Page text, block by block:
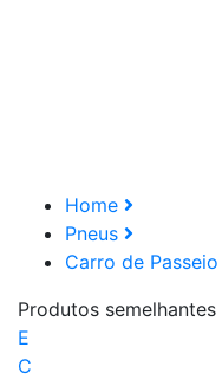
Home
Pneus
Carro de Passeio
Produtos semelhantes
E
C